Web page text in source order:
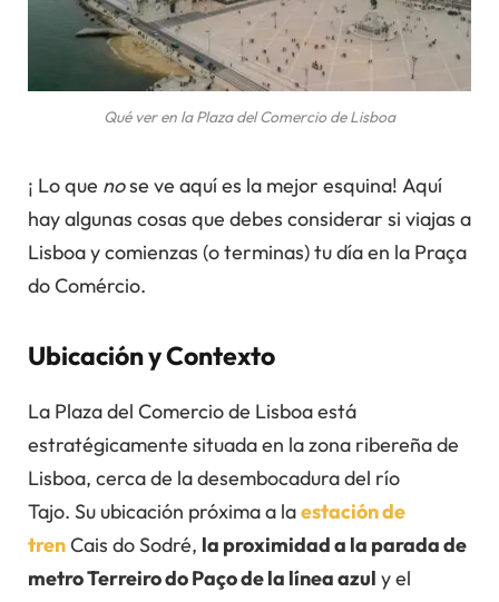
Qué ver en la Plaza del Comercio de Lisboa
¡ Lo que nose ve aquí es la mejor esquina! Aquí
hay algunas cosas que debes considerar si viajas a
Lisboa y comienzas (o terminas) tu día en la Praça
do Comércio.
Ubicación y Contexto
La Plaza del Comercio de Lisboa está
estratégicamente situada en la zona ribereña de
Lisboa, cerca de la desembocadura del río
Tajo. Su ubicación próxima a laestación de
trenCais do Sodré, la proximidad a la parada de
metro Terreiro do Paço de la línea azul y el